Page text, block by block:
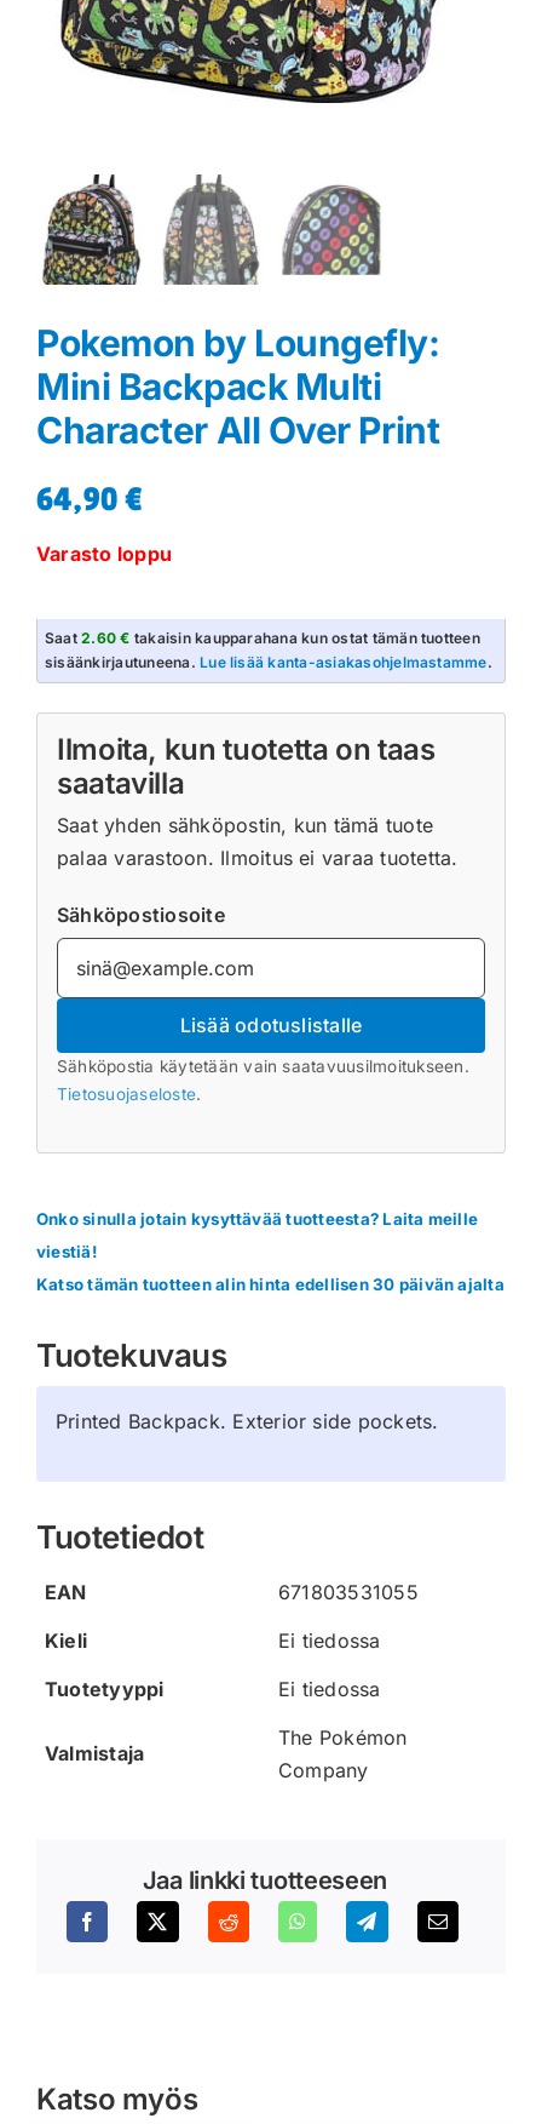
Pokemon by Loungefly:
Mini Backpack Multi
Character All Over Print
64,90€
Varasto loppu
Saat2.60 € takaisin kaupparahana kun ostat tämän tuotteen
sisäänkirjautuneena.Lue lisää kanta-asiakasohjelmastamme.
Ilmoita, kun tuotetta on taas
saatavilla
Saat yhden sähköpostin, kun tämä tuote
palaa varastoon. Ilmoitus ei varaa tuotetta.
Sähköpostiosoite
Lisää odotuslistalle
Sähköpostia käytetään vain saatavuusilmoitukseen.
Tietosuojaseloste.
Onko sinulla jotain kysyttävää tuotteesta? Laita meille
viestiä!
Katso tämän tuotteen alin hinta edellisen 30 päivän ajalta
Tuotekuvaus
Printed Backpack. Exterior side pockets.
Tuotetiedot
EAN
671803531055
Kieli
Ei tiedossa
Tuotetyyppi
Ei tiedossa
Valmistaja
The Pokémon
Company
Jaa linkki tuotteeseen
Katso myös